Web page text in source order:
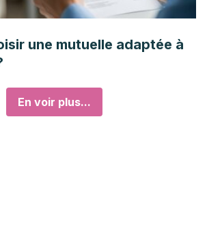
une mutuelle adaptée à
En voir plus...